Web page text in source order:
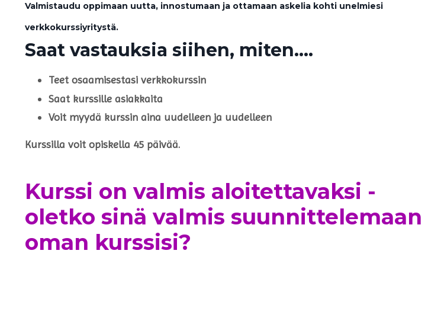
Valmistaudu oppimaan uutta, innostumaan ja ottamaan askelia kohti unelmiesi
verkkokurssiyritystä.
Saat vastauksia siihen, miten....
Teet osaamisestasi verkkokurssin
Saat kurssille asiakkaita
Voit myydä kurssin aina uudelleen ja uudelleen
Kurssilla voit opiskella 45 päivää.
Kurssi on valmis aloitettavaksi -
oletko sinä valmis suunnittelemaan
oman kurssisi?